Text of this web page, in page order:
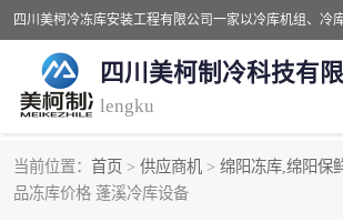
四川美柯制冷科技有
lengku
当前位置： 首页 > 供应商机 > 绵阳冻库,绵阳保
品冻库价格 蓬溪冷库设备
冷库安装，冷库价格